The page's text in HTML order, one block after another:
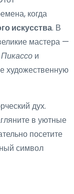
когда
искусства. В
мастера —
и
художественную
дух.
в уютные
посетите
символ